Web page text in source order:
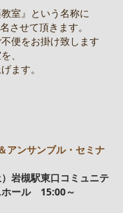
室』という名称に
させて頂きます。
便をお掛け致します
、
し上げます。
アンサンブル・セミナ
岩槻駅東口コミュニテ
ール 15:00～